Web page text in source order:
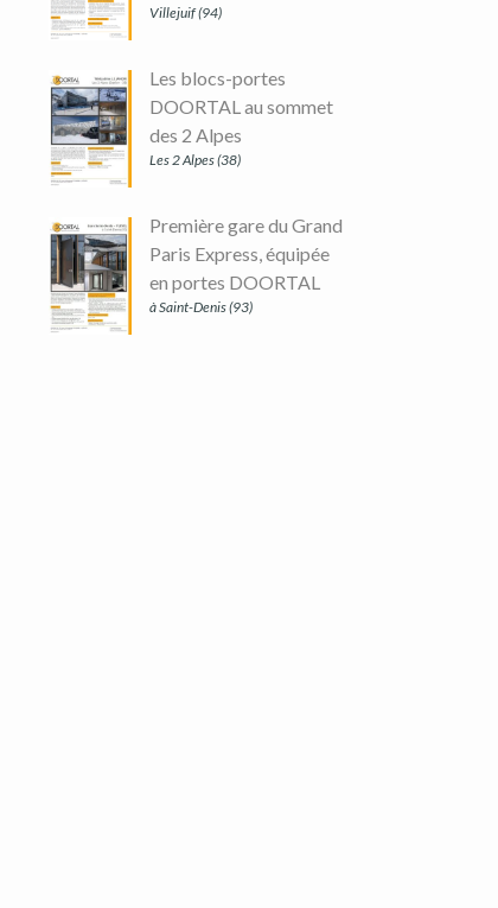
Villejuif (94)
Les blocs-portes
DOORTAL au sommet
des 2 Alpes
Les 2 Alpes (38)
Première gare du Grand
Paris Express, équipée
en portes DOORTAL
à Saint-Denis (93)